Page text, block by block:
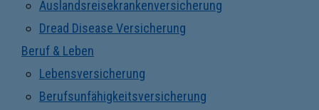
Auslandsreisekrankenversicherung
Dread Disease Versicherung
Beruf & Leben
Lebensversicherung
Berufsunfähigkeitsversicherung